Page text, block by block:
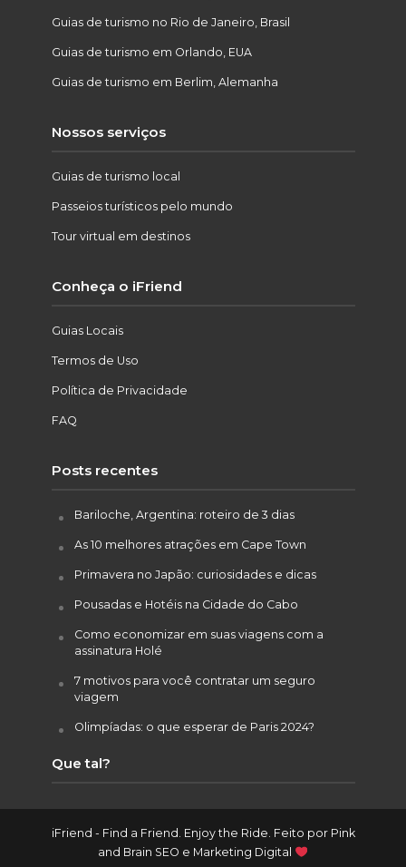
Guias de turismo no Rio de Janeiro, Brasil
Guias de turismo em Orlando, EUA
Guias de turismo em Berlim, Alemanha
Nossos serviços
Guias de turismo local
Passeios turísticos pelo mundo
Tour virtual em destinos
Conheça o iFriend
Guias Locais
Termos de Uso
Política de Privacidade
FAQ
Posts recentes
Bariloche, Argentina: roteiro de 3 dias
As 10 melhores atrações em Cape Town
Primavera no Japão: curiosidades e dicas
Pousadas e Hotéis na Cidade do Cabo
Como economizar em suas viagens com a
assinatura Holé
7 motivos para você contratar um seguro
viagem
Olimpíadas: o que esperar de Paris 2024?
Que tal?
iFriend - Find a Friend. Enjoy the Ride. Feito por Pink
and Brain SEO e Marketing Digital